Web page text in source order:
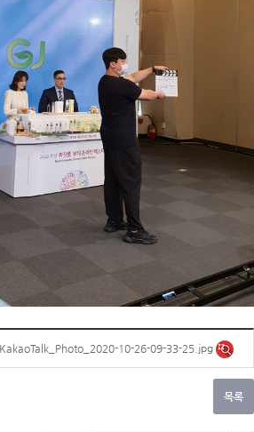
KakaoTalk_Photo_2020-10-26-09-33-25.jpg